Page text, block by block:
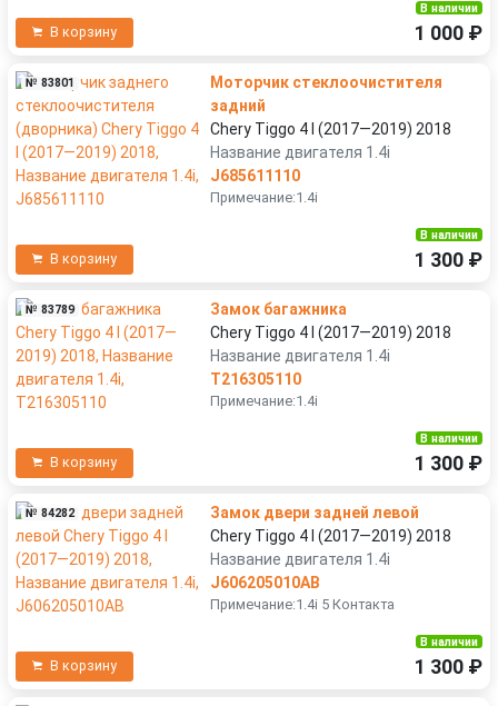
В корзину
В наличии
1 000 ₽
№ 83801
Моторчик стеклоочистителя
задний
Chery Tiggo 4 I (2017—2019) 2018
Название двигателя 1.4i
J685611110
Примечание:1.4i
В корзину
В наличии
1 300 ₽
№ 83789
Замок багажника
Chery Tiggo 4 I (2017—2019) 2018
Название двигателя 1.4i
T216305110
Примечание:1.4i
В корзину
В наличии
1 300 ₽
№ 84282
Замок двери задней левой
Chery Tiggo 4 I (2017—2019) 2018
Название двигателя 1.4i
J606205010AB
Примечание:1.4i 5 Контакта
В корзину
В наличии
1 300 ₽